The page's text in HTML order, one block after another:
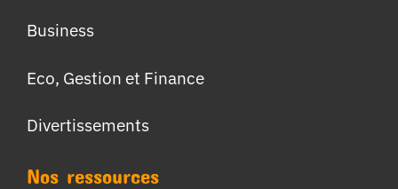
Business
Eco, Gestion et Finance
Divertissements
Nos ressources